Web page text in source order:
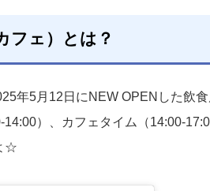
フェ）とは？
年5月12日にNEW OPENした飲食
）、カフェタイム（14:00-
☆